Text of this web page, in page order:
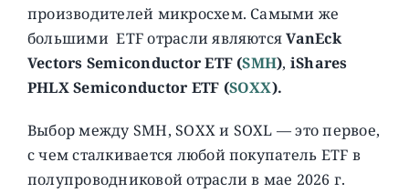
производителей микросхем. Самыми же
большими ETF отрасли являютсяVanEck
Vectors Semiconductor ETF (SMH), iShares
PHLX Semiconductor ETF (SOXX).
Выбор между SMH, SOXX и SOXL — это первое,
с чем сталкивается любой покупатель ETF в
полупроводниковой отрасли в мае 2026 г.